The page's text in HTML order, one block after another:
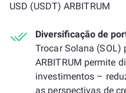
USD (USDT) ARBITRUM
Diversificação de
Trocar Solana (SOL)
ARBITRUM permite
investimentos –
as perspectivas de